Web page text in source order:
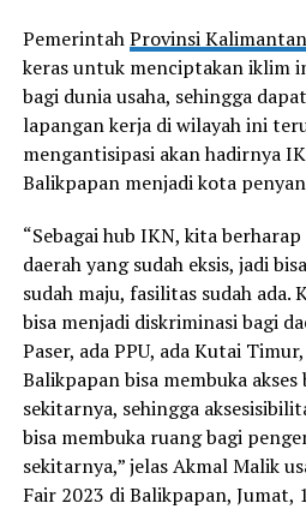
PemerintahProvinsi
keras untuk menciptakan iklim
bagi dunia usaha, sehingga
lapangan kerja di wilayah ini
mengantisipasi akan hadirnya
Balikpapan menjadi kota
“Sebagai hub IKN, kita
daerah yang sudah eksis, jadi
sudah maju, fasilitas sudah ada.
bisa menjadi diskriminasi bagi
Paser, ada PPU, ada Kutai
Balikpapan bisa membuka
sekitarnya, sehingga
bisa membuka ruang bagi
sekitarnya,” jelas Akmal Malik
Fair 2023 di Balikpapan, Jumat,